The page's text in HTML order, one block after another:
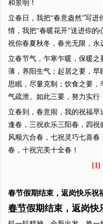
和景明！
立春日，我把“春意盎然”写进
情，我把“春暖花开”送进你的
祝你春夏秋冬，春光无限，永
立春节气，乍寒乍暖，保暖
薄，养阳生气；起居之要，
思眠，尽量克制；饮食之要，
气疏泄。如此三要，努力实行
立春到，春意闹，我的祝福
逢春，三祝欢乐三阳春，四
风顺六合春，七祝灵巧七喜
春，十祝完美十全春！
[1]
春节假期结束，返岗快乐祝
春节假期结束，返岗快